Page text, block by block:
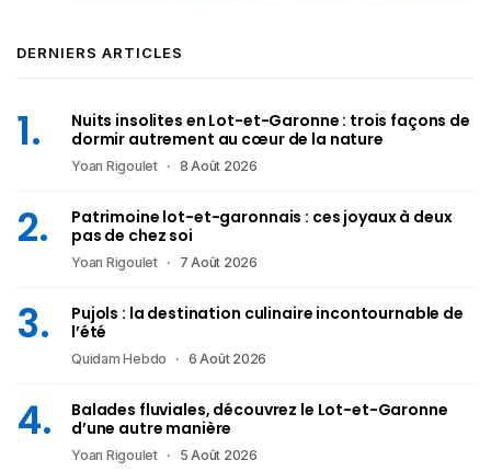
DERNIERS ARTICLES
Nuits insolites en Lot-et-Garonne : trois façons de
dormir autrement au cœur de la nature
Yoan Rigoulet 8 Août 2026
Patrimoine lot-et-garonnais : ces joyaux à deux
pas de chez soi
Yoan Rigoulet 7 Août 2026
Pujols : la destination culinaire incontournable de
l’été
Quidam Hebdo 6 Août 2026
Balades fluviales, découvrez le Lot-et-Garonne
d’une autre manière
Yoan Rigoulet 5 Août 2026